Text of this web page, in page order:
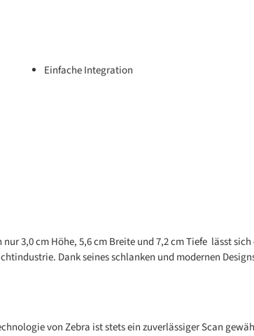
Einfache Integration
3,0 cm Höhe, 5,6 cm Breite und 7,2 cm Tiefe lässt
Dank seines schlanken und modernen
von Zebra ist stets ein zuverlässiger Scan